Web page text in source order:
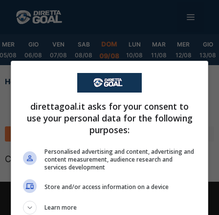
MENU
MER
05/08
GIO
06/08
VEN
07/08
SAB
08/08
DOM
09/08
LUN
10/08
MAR
11/08
MER
12/08
GIO
13/08
Home
Classifica non disponibile
Scarica DirettaGoal!
Partite e risultatiin tempo reale.
Con i pronostici dei migliori Tipster!
direttagoal.it asks for your consent to
use your personal data for the following
purposes:
Personalised advertising and content, advertising and
content measurement, audience research and
services development
Store and/or access information on a device
Learn more